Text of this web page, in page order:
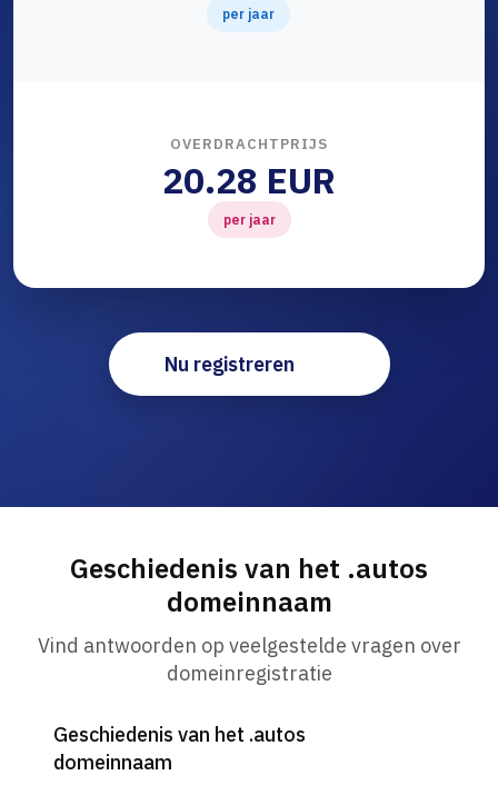
per jaar
OVERDRACHTPRIJS
20.28 EUR
per jaar
Nu registreren
Geschiedenis van het .autos
domeinnaam
Vind antwoorden op veelgestelde vragen over
domeinregistratie
Geschiedenis van het .autos
domeinnaam